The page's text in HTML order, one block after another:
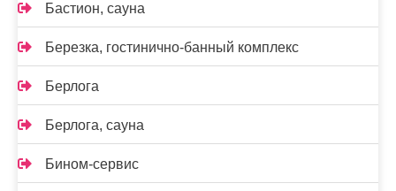
Бастион, сауна
Березка, гостинично-банный комплекс
Берлога
Берлога, сауна
Бином-сервис